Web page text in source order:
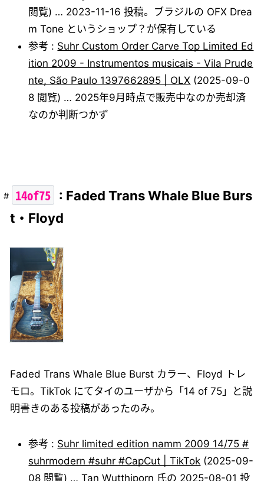
閲覧) … 2023-11-16 投稿。ブラジルの OFX Drea
m Tone というショップ？が保有している
参考 : Suhr Custom Order Carve Top Limited Ed
ition 2009 - Instrumentos musicais - Vila Prude
nte, São Paulo 1397662895 | OLX (2025-09-0
8 閲覧) … 2025年9月時点で販売中なのか売却済
なのか判断つかず
14of75 : Faded Trans Whale Blue Burs
t・Floyd
Faded Trans Whale Blue Burst カラー、Floyd トレ
モロ。TikTok にてタイのユーザから「14 of 75」と説
明書きのある投稿があったのみ。
参考 : Suhr limited edition namm 2009 14/75 #
suhrmodern #suhr #CapCut | TikTok (2025-09-
08 閲覧) … Tan Wutthiporn 氏の 2025-08-01 投